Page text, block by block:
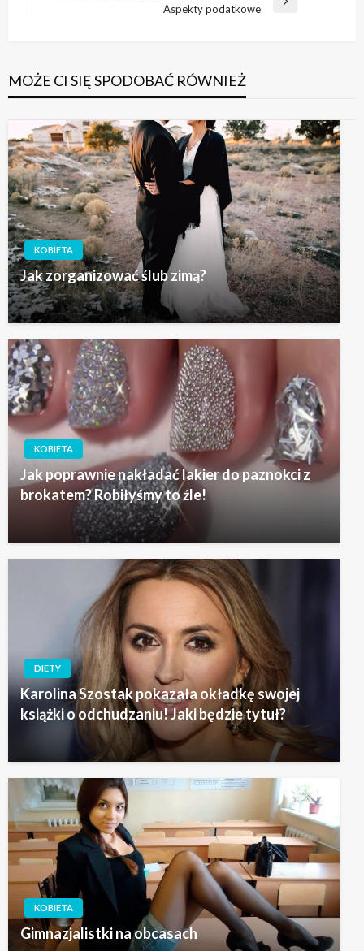
Aspekty podatkowe
MOŻE CI SIĘ SPODOBAĆ RÓWNIEŻ
KOBIETA
Jak zorganizować ślub zimą?
KOBIETA
Jak poprawnie nakładać lakier do paznokci z
brokatem? Robiłyśmy to źle!
DIETY
Karolina Szostak pokazała okładkę swojej
książki o odchudzaniu! Jaki będzie tytuł?
KOBIETA
Gimnazjalistki na obcasach